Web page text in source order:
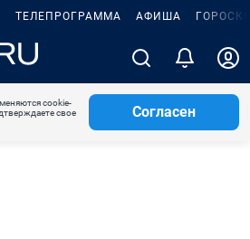
ТЕЛЕПРОГРАММА АФИША
cookie-
свое
Согласен